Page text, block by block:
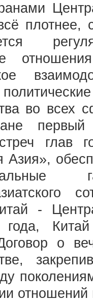
плотнее,
во
первый
глав
Азия»,
-
о